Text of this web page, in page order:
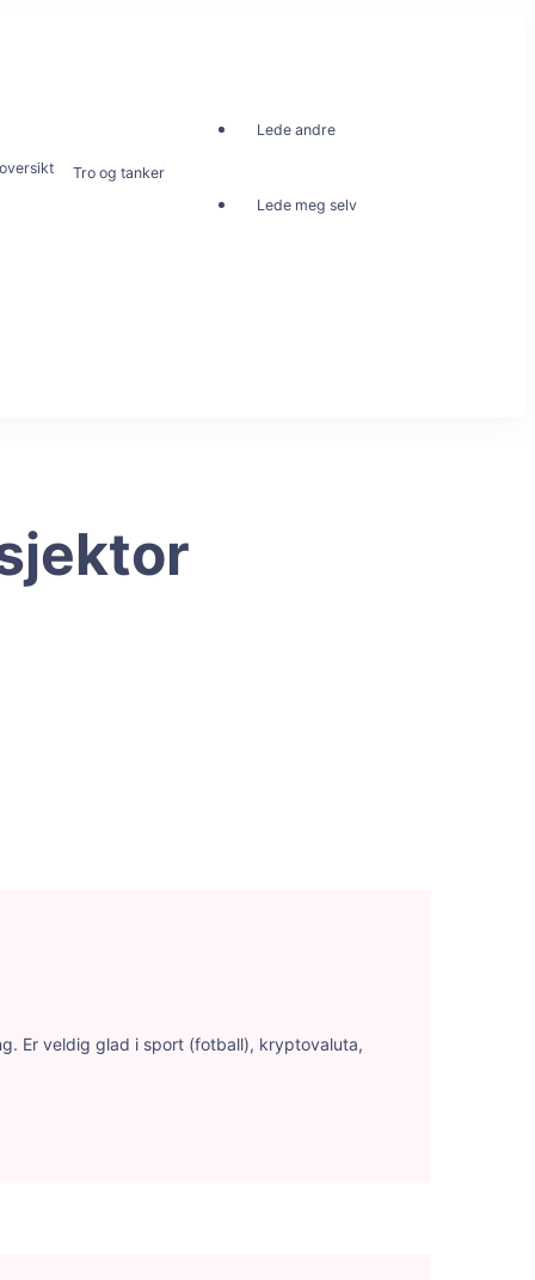
Tro og tanker
Lede andre
Lede meg selv
Er veldig glad i sport (fotball), kryptovaluta,